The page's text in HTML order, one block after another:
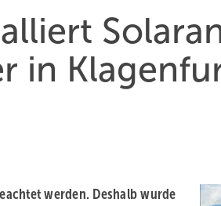
in
werden. Deshalb wurde